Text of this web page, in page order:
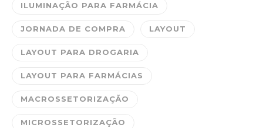
ILUMINAÇÃO PARA FARMÁCIA
JORNADA DE COMPRA LAYOUT
LAYOUT PARA DROGARIA
LAYOUT PARA FARMÁCIAS
MACROSSETORIZAÇÃO
MICROSSETORIZAÇÃO